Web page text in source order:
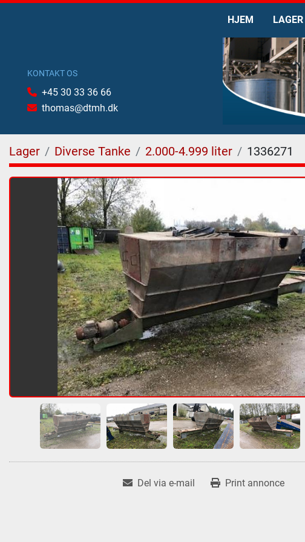
HJEM LAGER
KONTAKT OS
+45 30 33 36 66
thomas@dtmh.dk
Lager Diverse Tanke 2.000-4.999 liter 1336271
Del via e-mail Print annonce